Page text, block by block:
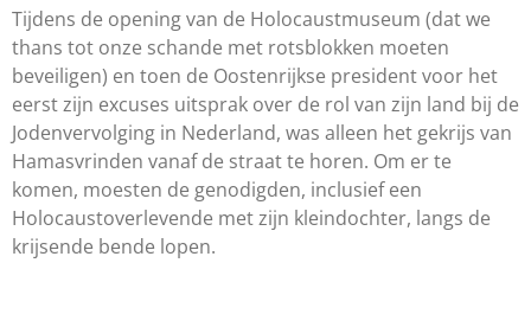
Tijdens de opening van de Holocaustmuseum (dat we
thans tot onze schande met rotsblokken moeten
beveiligen) en toen de Oostenrijkse president voor het
eerst zijn excuses uitsprak over de rol van zijn land bij de
Jodenvervolging in Nederland, was alleen het gekrijs van
Hamasvrinden vanaf de straat te horen. Om er te
komen, moesten de genodigden, inclusief een
Holocaustoverlevende met zijn kleindochter, langs de
krijsende bende lopen.